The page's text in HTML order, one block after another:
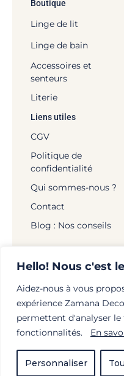
Hello! Nous c'est
Aidez-nous à vous
expérience Zamana
permettent d'analyser
fonctionnalités.
En
Personnaliser
Boutique
Linge de lit
Linge de bain
Accessoires et
senteurs
Literie
Liens utiles
CGV
Politique de
confidentialité
Qui sommes-nous ?
Contact
Blog : Nos conseils
© Zamana Déco -
Mentions légales|